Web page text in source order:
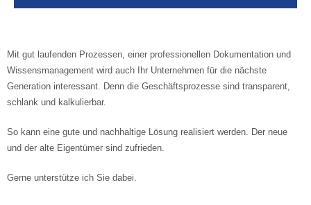
Mit gut laufenden Prozessen, einer professionellen Dokumentation und
Wissensmanagement wird auch Ihr Unternehmen für die nächste
Generation interessant. Denn die Geschäftsprozesse sind transparent,
schlank und kalkulierbar.
So kann eine gute und nachhaltige Lösung realisiert werden. Der neue
und der alte Eigentümer sind zufrieden.
Gerne unterstütze ich Sie dabei.